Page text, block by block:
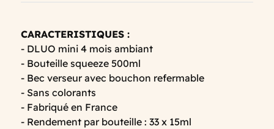
CARACTERISTIQUES :
- DLUO mini 4 mois ambiant
- Bouteille squeeze 500ml
- Bec verseur avec bouchon refermable
- Sans colorants
- Fabriqué en France
- Rendement par bouteille : 33 x 15ml